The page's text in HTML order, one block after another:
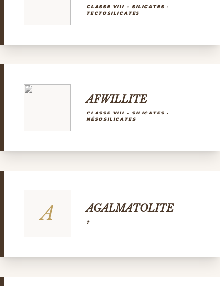
CLASSE VIII - SILICATES -
TECTOSILICATES
AFWILLITE
CLASSE VIII - SILICATES -
NÉSOSILICATES
A AGALMATOLITE
?